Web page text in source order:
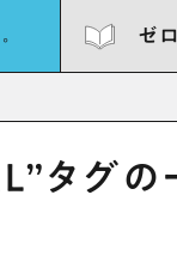
ゼ
タグの